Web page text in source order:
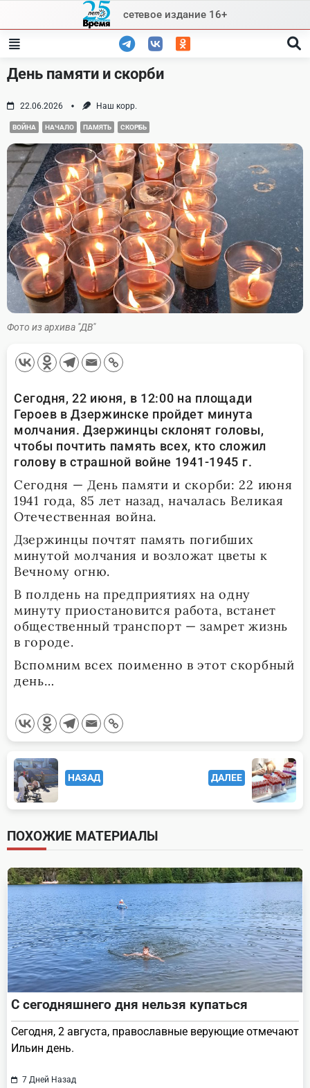
content
сетевое издание 16+
День памяти и скорби
22.06.2026 Наш корр.
ВОЙНА НАЧАЛО ПАМЯТЬ СКОРБЬ
Фото из архива "ДВ"
Сегодня, 22 июня, в 12:00 на площади
Героев в Дзержинске пройдет минута
молчания. Дзержинцы склонят головы,
чтобы почтить память всех, кто сложил
голову в страшной войне 1941-1945 г.
Сегодня — День памяти и скорби: 22 июня
1941 года, 85 лет назад, началась Великая
Отечественная война.
Дзержинцы почтят память погибших
минутой молчания и возложат цветы к
Вечному огню.
В полдень на предприятиях на одну
минуту приостановится работа, встанет
общественный транспорт — замрет жизнь
в городе.
Вспомним всех поименно в этот скорбный
день…
<span
class="nav-
subtitle
screen-
reader-
text">Page</span>
НАЗАД ДАЛЕЕ
ПОХОЖИЕ МАТЕРИАЛЫ
С сегодняшнего дня нельзя купаться
Сегодня, 2 августа, православные верующие отмечают
Ильин день.
7 Дней Назад